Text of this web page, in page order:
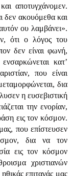
αποτυγχάνομεν.
δεν ακουόμεθα και
ου λαμβάνει».
ότι ο λόγος του
δεν είναι φωνή,
κατ’
που είναι
δια
η ευσεβιστική
την ενορίαν,
εις τον κόσμον.
που επίστευσεν
δια να τον
εις τον κόσμον
χριστιανών
επιταγάς μας